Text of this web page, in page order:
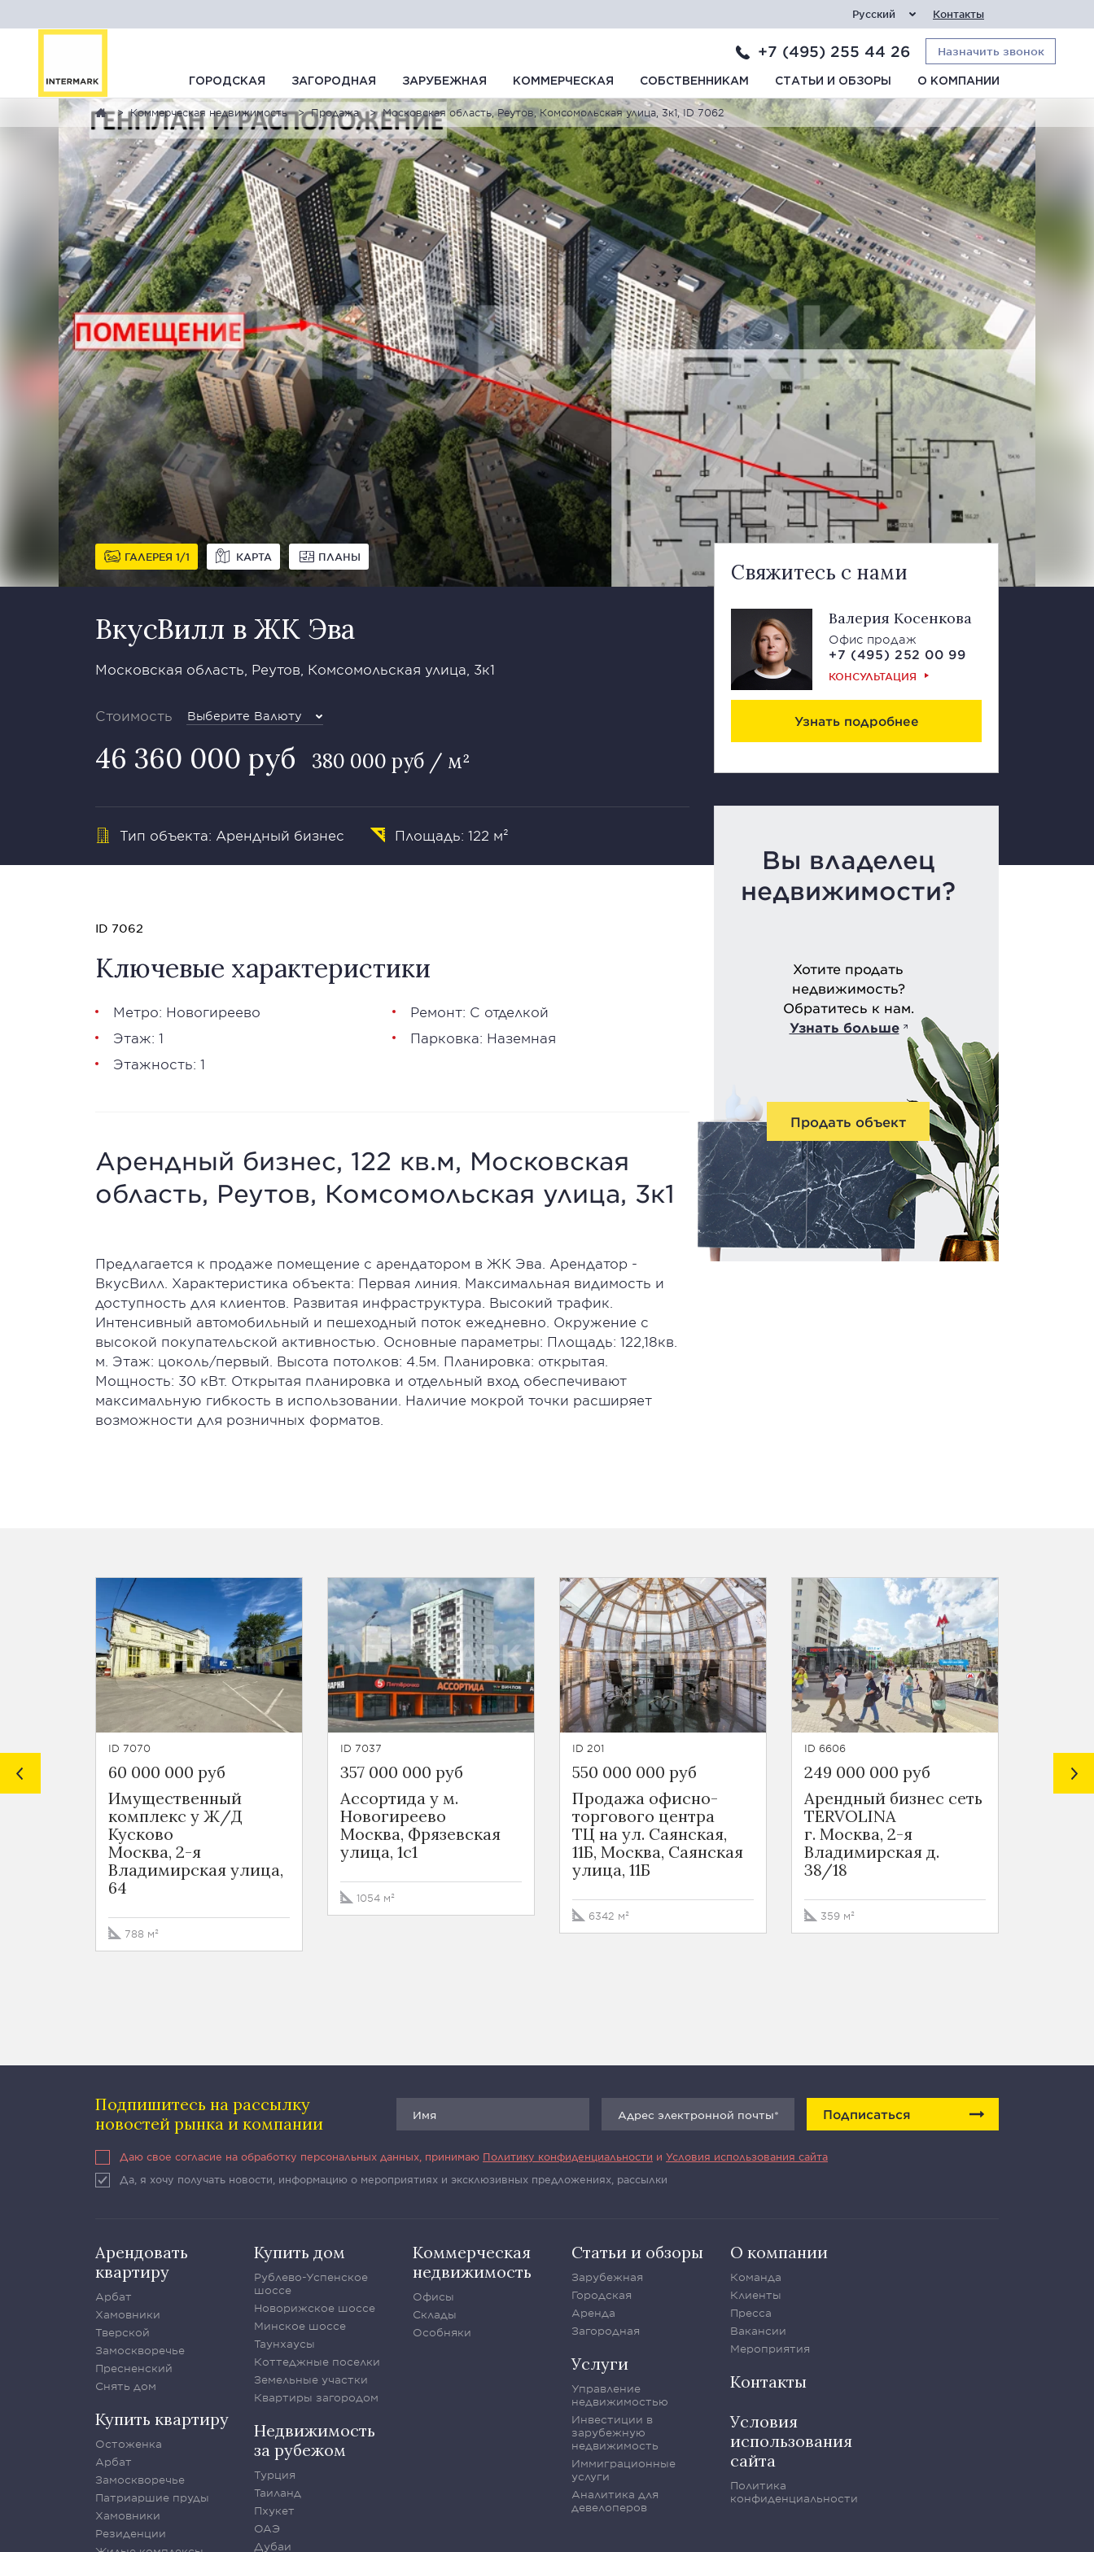
Русский Контакты
+7 (495) 255 44 26 Назначить звонок
ГОРОДСКАЯ ЗАГОРОДНАЯ ЗАРУБЕЖНАЯ КОММЕРЧЕСКАЯ СОБСТВЕННИКАМ СТАТЬИ И ОБЗОРЫ О КОМПАНИИ
Коммерческая недвижимость Продажа Московская область, Реутов, Комсомольская улица, 3к1, ID 7062
ГАЛЕРЕЯ 1 1 КАРТА ПЛАНЫ
ВкусВилл в ЖК Эва
Московская область, Реутов, Комсомольская улица, 3к1
Стоимость Выберите Валюту
46 360 000 руб 380 000 руб / м²
Тип объекта: Арендный бизнес Площадь: 122 м²
Свяжитесь с нами
Валерия Косенкова
Офис продаж
+7 (495) 252 00 99
КОНСУЛЬТАЦИЯ
Узнать подробнее
Вы владелец
недвижимости?
Хотите продать
недвижимость?
Обратитесь к нам.
Узнать больше
Продать объект
ID 7062
Ключевые характеристики
Метро: Новогиреево
Этаж: 1
Этажность: 1
Ремонт: С отделкой
Парковка: Наземная
Арендный бизнес, 122 кв.м, Московская
область, Реутов, Комсомольская улица, 3к1
Предлагается к продаже помещение с арендатором в ЖК Эва. Арендатор -
ВкусВилл. Характеристика объекта: Первая линия. Максимальная видимость и
доступность для клиентов. Развитая инфраструктура. Высокий трафик.
Интенсивный автомобильный и пешеходный поток ежедневно. Окружение с
высокой покупательской активностью. Основные параметры: Площадь: 122,18кв.
м. Этаж: цоколь/первый. Высота потолков: 4.5м. Планировка: открытая.
Мощность: 30 кВт. Открытая планировка и отдельный вход обеспечивают
максимальную гибкость в использовании. Наличие мокрой точки расширяет
возможности для розничных форматов.
ID 7070
60 000 000 руб
Имущественный
комплекс у Ж/Д
Кусково
Москва, 2-я
Владимирская улица,
64
788 м²
ID 7037
357 000 000 руб
Ассортида у м.
Новогиреево
Москва, Фрязевская
улица, 1с1
1054 м²
ID 201
550 000 000 руб
Продажа офисно-
торгового центра
ТЦ на ул. Саянская,
11Б, Москва, Саянская
улица, 11Б
6342 м²
ID 6606
249 000 000 руб
Арендный бизнес сеть
TERVOLINA
г. Москва, 2-я
Владимирская д.
38/18
359 м²
220
Подпишитесь на рассылку
новостей рынка и компании
Подписаться
Даю свое согласие на обработку персональных данных, принимаю Политику конфиденциальности и Условия использования сайта
Да, я хочу получать новости, информацию о мероприятиях и эксклюзивных предложениях, рассылки
Арендовать
квартиру
Арбат
Хамовники
Тверской
Замоскворечье
Пресненский
Снять дом
Купить квартиру
Остоженка
Арбат
Замоскворечье
Патриаршие пруды
Хамовники
Резиденции
Купить дом
Рублево-Успенское
шоссе
Новорижское шоссе
Минское шоссе
Таунхаусы
Коттеджные поселки
Земельные участки
Квартиры загородом
Недвижимость
за рубежом
Турция
Таиланд
Пхукет
ОАЭ
Дубаи
Коммерческая
недвижимость
Офисы
Склады
Особняки
Статьи и обзоры
Зарубежная
Городская
Аренда
Загородная
Услуги
Управление
недвижимостью
Инвестиции в
зарубежную
недвижимость
Иммиграционные
услуги
Аналитика для
девелоперов
О компании
Команда
Клиенты
Пресса
Вакансии
Мероприятия
Контакты
Условия
использования
сайта
Политика
конфиденциальности